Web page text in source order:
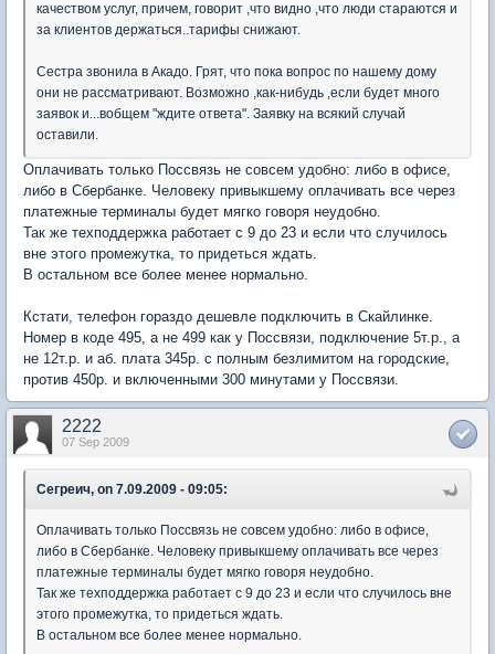
качеством услуг, причем, говорит ,что видно ,что люди стараются и
за клиентов держаться..тарифы снижают.
Сестра звонила в Акадо. Грят, что пока вопрос по нашему дому
они не рассматривают. Возможно ,как-нибудь ,если будет много
заявок и...вобщем "ждите ответа". Заявку на всякий случай
оставили.
Оплачивать только Поссвязь не совсем удобно: либо в офисе,
либо в Сбербанке. Человеку привыкшему оплачивать все через
платежные терминалы будет мягко говоря неудобно.
Так же техподдержка работает с 9 до 23 и если что случилось
вне этого промежутка, то придеться ждать.
В остальном все более менее нормально.
Кстати, телефон гораздо дешевле подключить в Скайлинке.
Номер в коде 495, а не 499 как у Поссвязи, подключение 5т.р., а
не 12т.р. и аб. плата 345р. с полным безлимитом на городские,
против 450р. и включенными 300 минутами у Поссвязи.
2222
07 Sep 2009
Сегреич, on 7.09.2009 - 09:05:
Оплачивать только Поссвязь не совсем удобно: либо в офисе,
либо в Сбербанке. Человеку привыкшему оплачивать все через
платежные терминалы будет мягко говоря неудобно.
Так же техподдержка работает с 9 до 23 и если что случилось вне
этого промежутка, то придеться ждать.
В остальном все более менее нормально.